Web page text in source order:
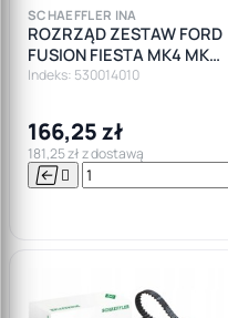
SCHAEFFLER INA
ROZRZĄD ZESTAW FORD
FUSION FIESTA MK4 MK5
FOCUS I II PUMA 1.25 1.4
Indeks: 530014010
166,25 zł
181,25 zł z dostawą
 